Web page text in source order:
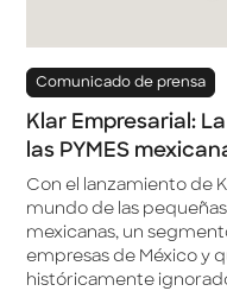
Comunicado de prensa
Klar Empresarial:
las PYMES
Con el lanzamiento de
mundo de las
mexicanas, un
empresas de México y
históricamente